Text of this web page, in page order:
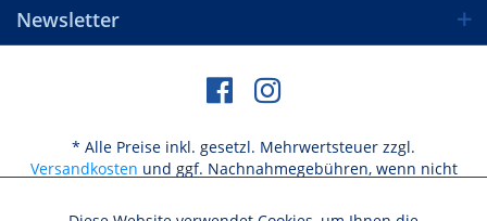
Newsletter
* Alle Preise inkl. gesetzl. Mehrwertsteuer zzgl.
Versandkosten und ggf. Nachnahmegebühren, wenn nicht